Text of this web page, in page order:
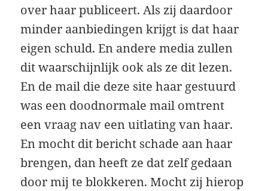
over haar publiceert. Als zij daardoor
minder aanbiedingen krijgt is dat haar
eigen schuld. En andere media zullen
dit waarschijnlijk ook als ze dit lezen.
En de mail die deze site haar gestuurd
was een doodnormale mail omtrent
een vraag nav een uitlating van haar.
En mocht dit bericht schade aan haar
brengen, dan heeft ze dat zelf gedaan
door mij te blokkeren. Mocht zij hierop